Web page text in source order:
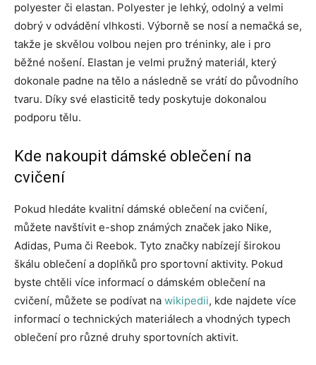
polyester či elastan. Polyester je lehký, odolný a velmi
dobrý v odvádění vlhkosti. Výborně se nosí a nemačká se,
takže je skvělou volbou nejen pro tréninky, ale i pro
běžné nošení. Elastan je velmi pružný materiál, který
dokonale padne na tělo a následně se vrátí do původního
tvaru. Díky své elasticitě tedy poskytuje dokonalou
podporu tělu.
Kde nakoupit dámské oblečení na
cvičení
Pokud hledáte kvalitní dámské oblečení na cvičení,
můžete navštívit e-shop známých značek jako Nike,
Adidas, Puma či Reebok. Tyto značky nabízejí širokou
škálu oblečení a doplňků pro sportovní aktivity. Pokud
byste chtěli více informací o dámském oblečení na
cvičení, můžete se podívat na wikipedii, kde najdete více
informací o technických materiálech a vhodných typech
oblečení pro různé druhy sportovních aktivit.